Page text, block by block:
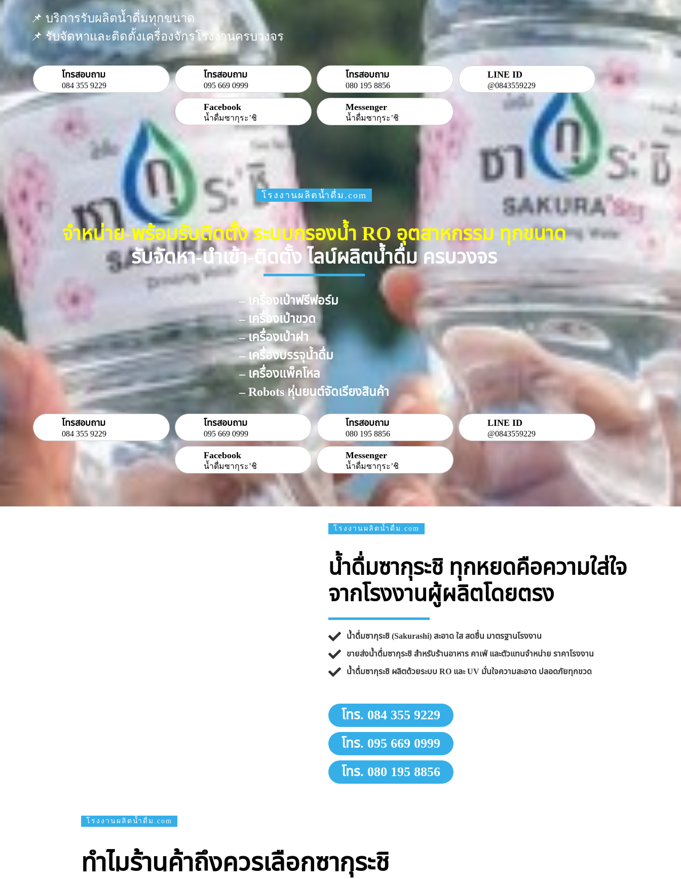
​📌 บริการรับผลิตน้ำดื่มทุกขนาด
📌 รับจัดหาและติดตั้งเครื่องจักรโรงงานครบวงจร
โทรสอบถาม
084 355 9229
โทรสอบถาม
095 669 0999
โทรสอบถาม
080 195 8856
LINE ID
@0843559229
Facebook
น้ำดื่มซากุระ’ชิ
Messenger
น้ำดื่มซากุระ’ชิ
โรงงานผลิตน้ำดื่ม.com
จำหน่าย-พร้อมรับติดตั้ง ระบบกรองน้ำ RO อุตสาหกรรม ทุกขนาด
รับจัดหา-นำเข้า-ติดตั้ง ไลน์ผลิตน้ำดื่ม ครบวงจร
– เครื่องเป่าฟรีฟอร์ม
– เครื่องเป่าขวด
– เครื่องเป่าฝา
– เครื่องบรรจุน้ำดื่ม
– เครื่องแพ็คโหล
– Robots หุ่นยนต์จัดเรียงสินค้า
โทรสอบถาม
084 355 9229
โทรสอบถาม
095 669 0999
โทรสอบถาม
080 195 8856
LINE ID
@0843559229
Facebook
น้ำดื่มซากุระ’ชิ
Messenger
น้ำดื่มซากุระ’ชิ
โรงงานผลิตน้ำดื่ม.com
น้ำดื่มซากุระชิ ทุกหยดคือความใส่ใจ
จากโรงงานผู้ผลิตโดยตรง
น้ำดื่มซากุระชิ (Sakurashi) สะอาด ใส สดชื่น มาตรฐานโรงงาน
ขายส่งน้ำดื่มซากุระชิ สำหรับร้านอาหาร คาเฟ่ และตัวแทนจำหน่าย ราคาโรงงาน
น้ำดื่มซากุระชิ ผลิตด้วยระบบ RO และ UV มั่นใจความสะอาด ปลอดภัยทุกขวด
โทร. 084 355 9229
โทร. 095 669 0999
โทร. 080 195 8856
โรงงานผลิตน้ำดื่ม.com
ทำไมร้านค้าถึงควรเลือกซากุระชิ